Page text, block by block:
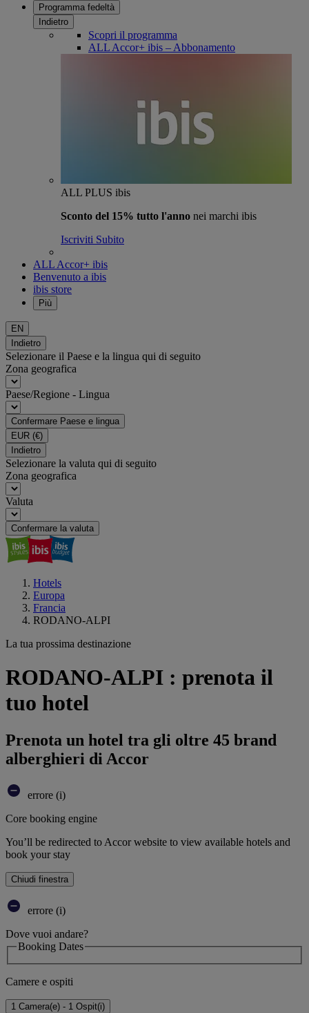
Programma fedeltà
Indietro
Scopri il programma
ALL Accor+ ibis – Abbonamento
ALL PLUS ibis
Sconto del 15% tutto l'anno nei marchi ibis
Iscriviti Subito
ALL Accor+ ibis
Benvenuto a ibis
ibis store
Più
EN
Indietro
Selezionare il Paese e la lingua qui di seguito
Zona geografica
Paese/Regione - Lingua
Confermare Paese e lingua
EUR (€)
Indietro
Selezionare la valuta qui di seguito
Zona geografica
Valuta
Confermare la valuta
Hotels
Europa
Francia
RODANO-ALPI
La tua prossima destinazione
RODANO-ALPI : prenota il
tuo hotel
Prenota un hotel tra gli oltre 45 brand
alberghieri di Accor
errore (i)
Core booking engine
You’ll be redirected to Accor website to view available hotels and
book your stay
Chiudi finestra
errore (i)
Dove vuoi andare?
Booking Dates
Camere e ospiti
1 Camera(e) - 1 Ospit(i)